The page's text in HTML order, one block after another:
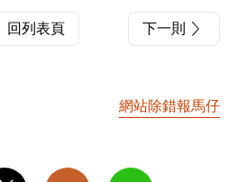
回列表頁 下一則
網站除錯報馬仔